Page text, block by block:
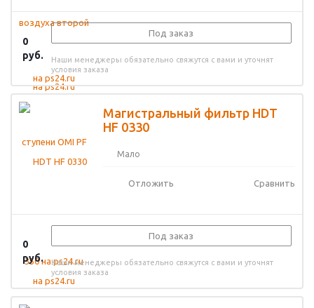
0
руб.
Под заказ
Наши менеджеры обязательно свяжутся с вами и уточнят
условия заказа
Магистральный фильтр HDT
HF 0330
Мало
Отложить Сравнить
0
руб.
Под заказ
Наши менеджеры обязательно свяжутся с вами и уточнят
условия заказа